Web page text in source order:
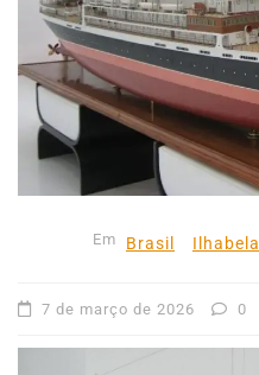
Em Brasil Ilhabela
7 de março de 2026 0